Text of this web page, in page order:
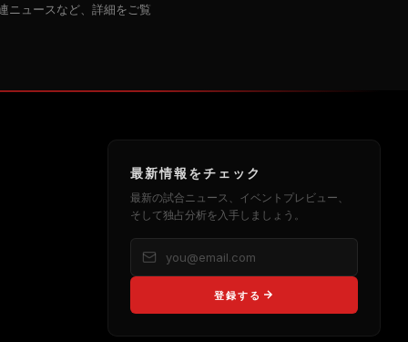
ニュースなど、詳細をご覧
最新情報をチェック
最新の試合ニュース、イベントプレビュー、
そして独占分析を入手しましょう。
登録する